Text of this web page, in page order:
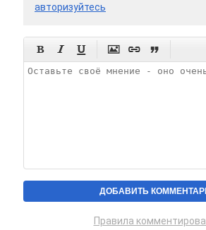
авторизуйтесь
     
Правила